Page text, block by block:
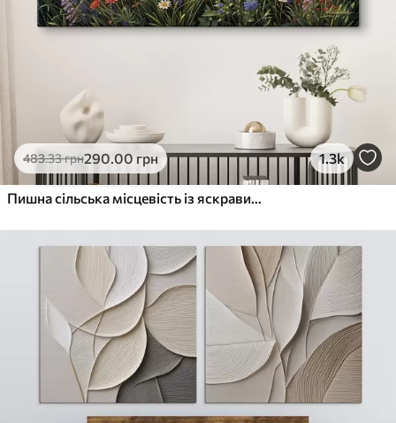
483.33грн290.00 грн 1.3k
Пишна сільська місцевість із яскравим лугом диких квітів, наповненим різнокольоровими квітами під хмарним небом